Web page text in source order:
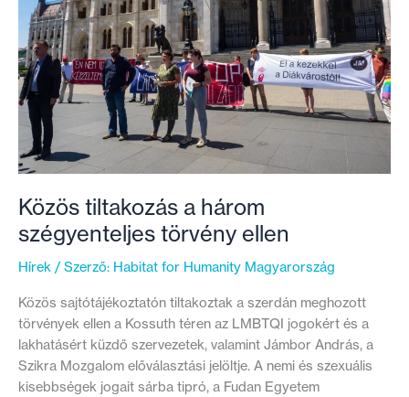
bérlakásból
Közös tiltakozás a három
szégyenteljes törvény ellen
Hírek / Szerző: Habitat for Humanity Magyarország
Közös sajtótájékoztatón tiltakoztak a szerdán meghozott
törvények ellen a Kossuth téren az LMBTQI jogokért és a
lakhatásért küzdő szervezetek, valamint Jámbor András, a
Szikra Mozgalom előválasztási jelöltje. A nemi és szexuális
kisebbségek jogait sárba tipró, a Fudan Egyetem